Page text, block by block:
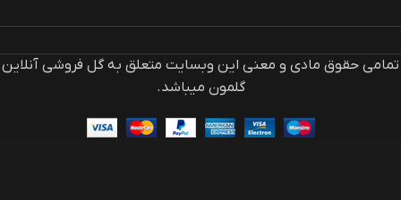
تمامی حقوق مادی و معنی این وبسایت متعلق به گل فروشی آنلاین
گلمون میباشد.